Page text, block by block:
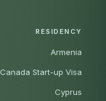
RESIDENCY
Armenia
Canada Start-up Visa
Cyprus